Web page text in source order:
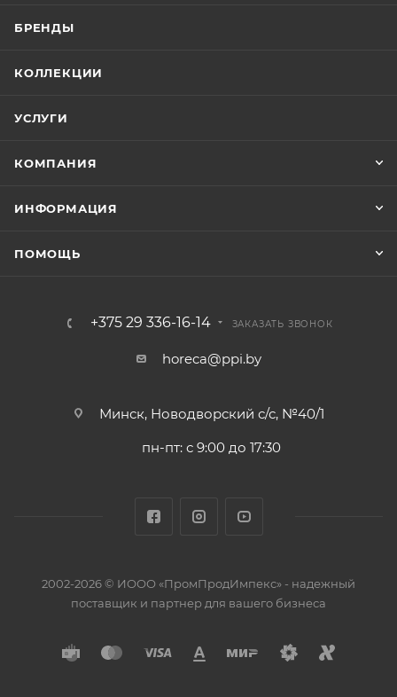
БРЕНДЫ
КОЛЛЕКЦИИ
УСЛУГИ
КОМПАНИЯ
ИНФОРМАЦИЯ
ПОМОЩЬ
+375 29 336-16-14 ЗАКАЗАТЬ ЗВОНОК
horeca@ppi.by
Минск, Новодворский с/с, №40/1
пн-пт: с 9:00 до 17:30
2002-2026 © ИООО «ПромПродИмпекс» - надежный
поставщик и партнер для вашего бизнеса